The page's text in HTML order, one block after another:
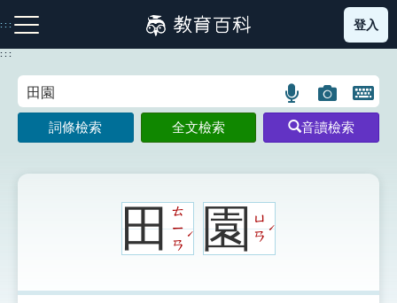
到
主
:::
注音索引圖示 筆畫索引圖示 部首索引表圖示
登入
:::
語
言
搜
圖
片
搜
開
鍵
圖
詞條檢索 全文檢索 音讀檢索
田ㄊ
ㄧ
ㄢ
ˊ 園ㄩ
ㄢ
ˊ